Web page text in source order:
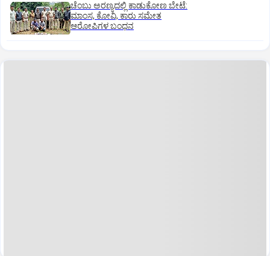
ಚೆಂಬು ಅರಣ್ಯದಲ್ಲಿ ಕಾಡುಕೋಣ ಬೇಟೆ:
ಮಾಂಸ, ಕೋವಿ, ಕಾರು ಸಮೇತ
ಆರೋಪಿಗಳ ಬಂಧನ